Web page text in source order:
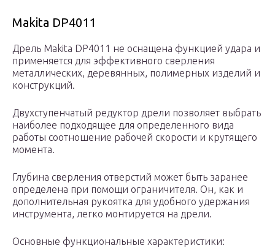
Makita DP4011
Дрель Makita DP4011 не оснащена функцией удара и
применяется для эффективного сверления
металлических, деревянных, полимерных изделий и
конструкций.
Двухступенчатый редуктор дрели позволяет выбрать
наиболее подходящее для определенного вида
работы соотношение рабочей скорости и крутящего
момента.
Глубина сверления отверстий может быть заранее
определена при помощи ограничителя. Он, как и
дополнительная рукоятка для удобного удержания
инструмента, легко монтируется на дрели.
Основные функциональные характеристики: